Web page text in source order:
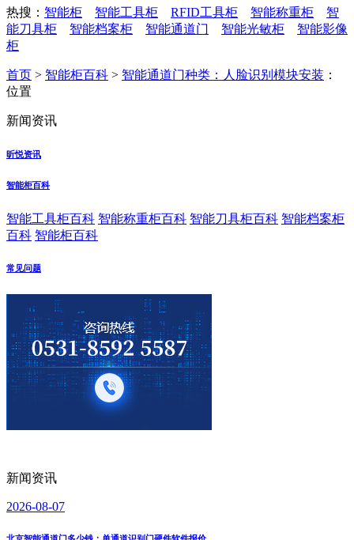
热搜： 智能柜 智能工具柜 RFID工具柜 智能称重柜
智
能刀具柜
智能档案柜 智能通道门 智能光敏柜
智能影像
柜
首页 > 智能柜百科 > 智能通道门种类：人脸识别模块安装 ：
位置
新闻资讯
昕悦资讯
智能柜百科
智能工具柜百科 智能称重柜百科 智能刀具柜百科 智能档案柜
百科 智能柜百科
常见问题
新闻资讯
2026-08-07